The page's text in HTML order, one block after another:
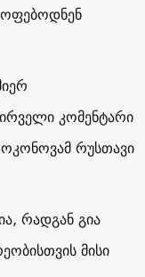
კომენტარი
რუსთავი
რადგან გია
მისი